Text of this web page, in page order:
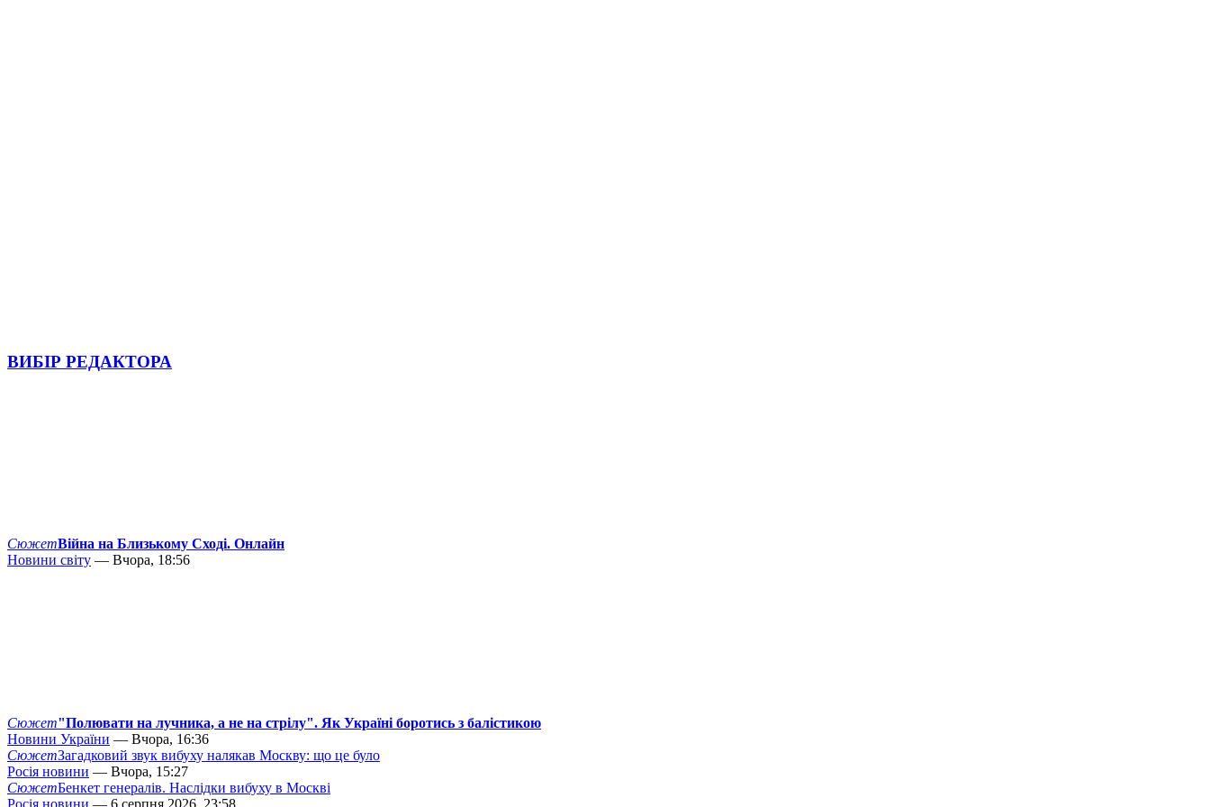
ВИБІР РЕДАКТОРА
СюжетВійна на Близькому Сході. Онлайн
Новини світу — Вчора, 18:56
Сюжет"Полювати на лучника, а не на стрілу". Як Україні боротись з балістикою
Новини України — Вчора, 16:36
СюжетЗагадковий звук вибуху налякав Москву: що це було
Росія новини — Вчора, 15:27
СюжетБенкет генералів. Наслідки вибуху в Москві